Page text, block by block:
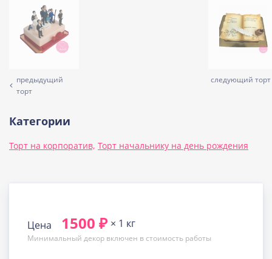
предыдущий
торт
следующий торт
Категории
Торт на корпоратив, Торт начальнику на день рождения
Цена 1500 ₽ × 1 кг
Минимальный декор включен в стоимость работы